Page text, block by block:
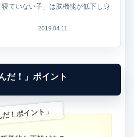
ていない子」は脳機能が低下し身
2019.04.11
だ！」ポイント
！ポイント」